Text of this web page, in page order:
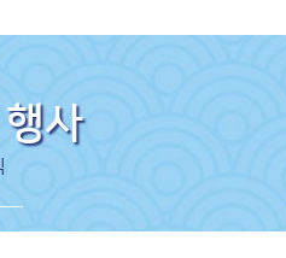
사